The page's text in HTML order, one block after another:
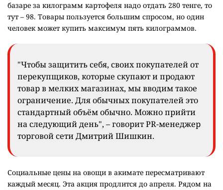
базаре за килограмм картофеля надо отдать 280 тенге, то
тут – 98. Товары пользуется большим спросом, но один
человек может купить максимум пять килограммов.
"Чтобы защитить себя, своих покупателей от
перекупщиков, которые скупают и продают
товар в мелких магазинах, мы вводим такое
ограничение. Для обычных покупателей это
стандартный объём обычно. Можно прийти
на следующий день", – говорит PR-менеджер
торговой сети Дмитрий Шишкин.
Социальные цены на овощи в акимате пересматривают
каждый месяц. Эта акция продлится до апреля. Рядом на